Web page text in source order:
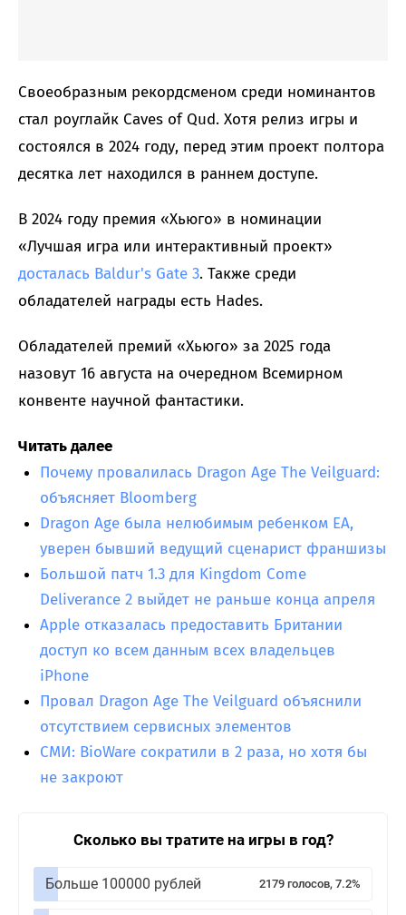
Своеобразным рекордсменом среди номинантов
стал роуглайк Caves of Qud. Хотя релиз игры и
состоялся в 2024 году, перед этим проект полтора
десятка лет находился в раннем доступе.
В 2024 году премия «Хьюго» в номинации
«Лучшая игра или интерактивный проект»
досталась Baldur's Gate 3. Также среди
обладателей награды есть Hades.
Обладателей премий «Хьюго» за 2025 года
назовут 16 августа на очередном Всемирном
конвенте научной фантастики.
Читать далее
Почему провалилась Dragon Age The Veilguard:
объясняет Bloomberg
Dragon Age была нелюбимым ребенком EA,
уверен бывший ведущий сценарист франшизы
Большой патч 1.3 для Kingdom Come
Deliverance 2 выйдет не раньше конца апреля
Apple отказалась предоставить Британии
доступ ко всем данным всех владельцев
iPhone
Провал Dragon Age The Veilguard объяснили
отсутствием сервисных элементов
СМИ: BioWare сократили в 2 раза, но хотя бы
не закроют
Сколько вы тратите на игры в год?
Больше 100000 рублей 2179 голосов, 7.2%